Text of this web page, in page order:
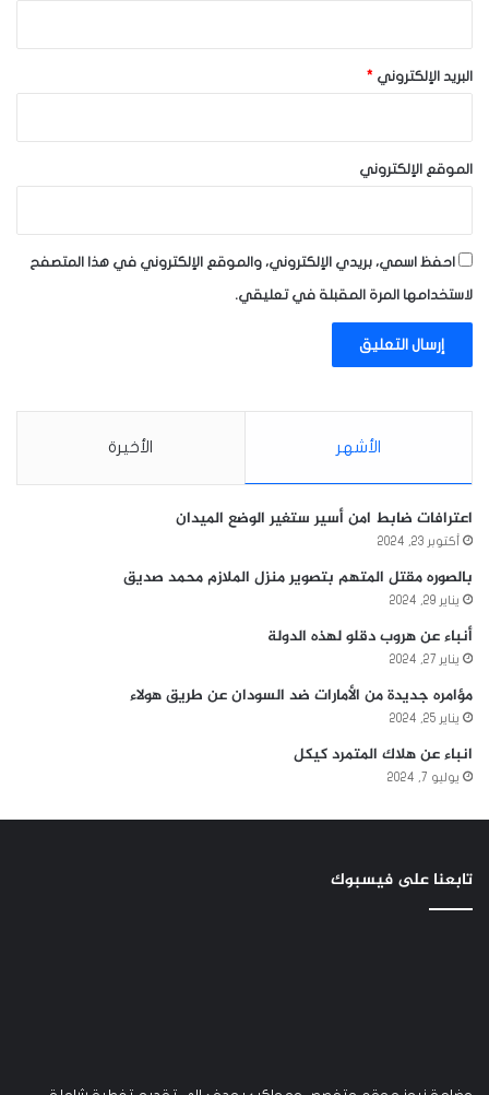
البريد الإلكتروني *
الموقع الإلكتروني
احفظ اسمي، بريدي الإلكتروني، والموقع الإلكتروني في هذا المتصفح
لاستخدامها المرة المقبلة في تعليقي.
الأشهر الأخيرة
اعترافات ضابط امن أسير ستغير الوضع الميدان
أكتوبر 23, 2024
بالصوره مقتل المتهم بتصوير منزل الملازم محمد صديق
يناير 29, 2024
أنباء عن هروب دقلو لهذه الدولة
يناير 27, 2024
مؤامره جديدة من الأمارات ضد السودان عن طريق هولاء
يناير 25, 2024
انباء عن هلاك المتمرد كيكل
يوليو 7, 2024
تابعنا على فيسبوك